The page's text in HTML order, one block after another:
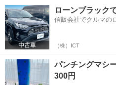
神奈川 横浜市 その他 タン
ローンブラック
信販会社でクルマの
（株）ICT
パンチングマシ
300円